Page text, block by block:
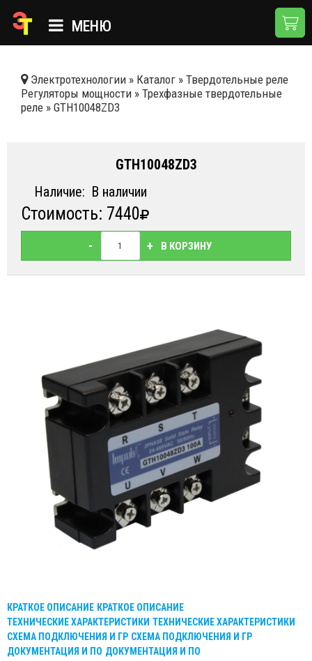
МЕНЮ
КАТАЛОГ
НОВОСТИ
ДОСТАВКА И ОПЛАТА
КОНТАКТЫ
Электротехнологии » Каталог » Твердотельные реле
Регуляторы мощности » Трехфазные твердотельные
реле » GTH10048ZD3
GTH10048ZD3
Наличие: В наличии
Стоимость: 7440
- + В КОРЗИНУ
КРАТКОЕ ОПИСАНИЕ КРАТКОЕ ОПИСАНИЕ
ТЕХНИЧЕСКИЕ ХАРАКТЕРИСТИКИ ТЕХНИЧЕСКИЕ ХАРАКТЕРИСТИКИ
СХЕМА ПОДКЛЮЧЕНИЯ И ГР СХЕМА ПОДКЛЮЧЕНИЯ И ГР
ДОКУМЕНТАЦИЯ И ПО ДОКУМЕНТАЦИЯ И ПО